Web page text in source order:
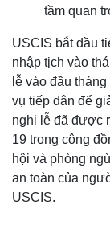
tầm quan
USCIS bắt đầu
nhập tịch vào
lễ vào đầu
vụ tiếp dân để
nghi lễ đã được
19 trong cộng
hội và phòng
an toàn của
USCIS.